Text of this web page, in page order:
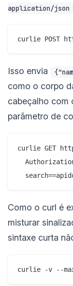
application/json
Isso envia
como o corpo
cabeçalho com
parâmetro de
curlie GET
Como o curl é
misturar
sintaxe curta